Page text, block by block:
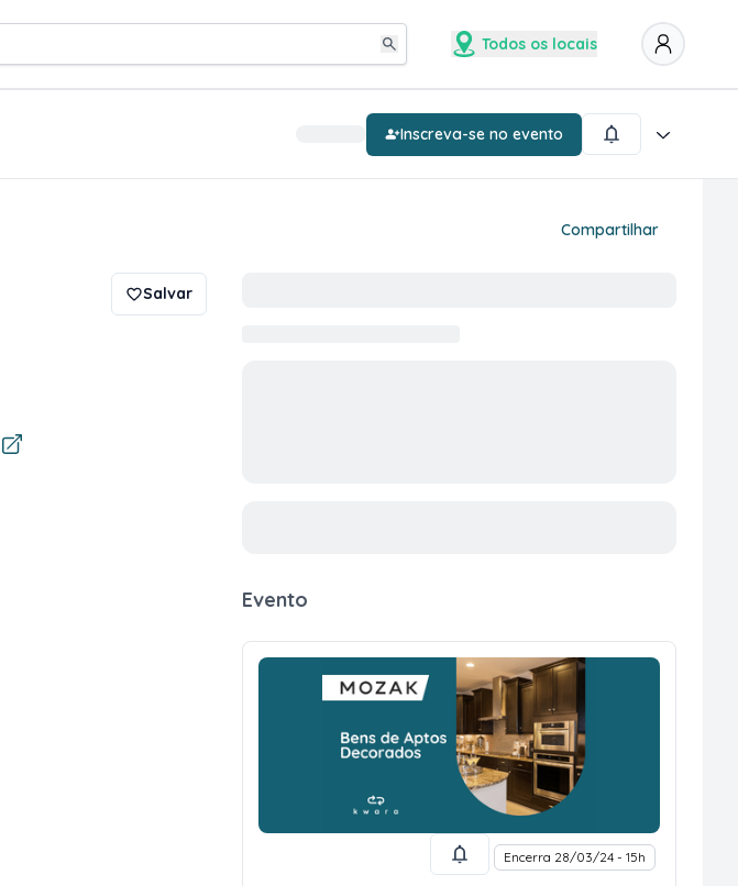
Todos os locais
Inscreva-se no evento
Compartilhar
Salvar
Evento
Encerra 28/03/24 - 15h